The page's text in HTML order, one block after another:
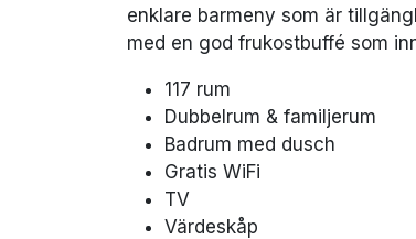
enklare barmeny som är
med en god frukostbuffé som
117 rum
Dubbelrum & familjerum
Badrum med dusch
Gratis WiFi
TV
Värdeskåp